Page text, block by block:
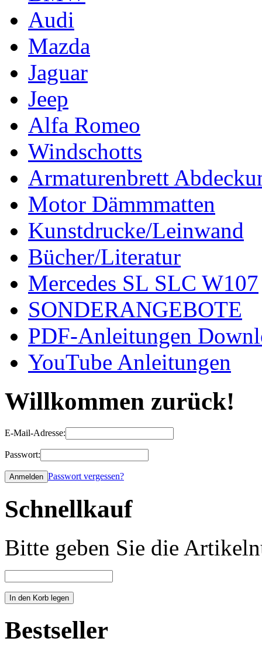
Audi
Mazda
Jaguar
Jeep
Alfa Romeo
Windschotts
Armaturenbrett
Motor Dämmmatten
Kunstdrucke/Leinwand
Bücher/Literatur
Mercedes SL SLC W107
SONDERANGEBOTE
PDF-Anleitungen
YouTube Anleitungen
Willkommen zurück!
E-Mail-Adresse:
Passwort:
Passwort vergessen?
Schnellkauf
Bitte geben Sie die
Bestseller